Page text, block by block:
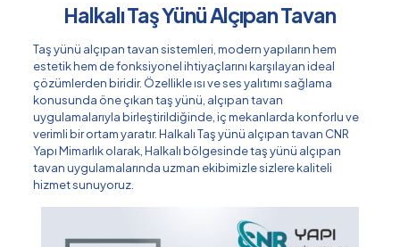
Halkalı Taş Yünü Alçıpan Tavan
Taş yünü alçıpan tavan sistemleri, modern yapıların hem
estetik hem de fonksiyonel ihtiyaçlarını karşılayan ideal
çözümlerden biridir. Özellikle ısı ve ses yalıtımı sağlama
konusunda öne çıkan taş yünü, alçıpan tavan
uygulamalarıyla birleştirildiğinde, iç mekanlarda konforlu ve
verimli bir ortam yaratır. Halkalı Taş yünü alçıpan tavan CNR
Yapı Mimarlık olarak, Halkalı bölgesinde taş yünü alçıpan
tavan uygulamalarında uzman ekibimizle sizlere kaliteli
hizmet sunuyoruz.